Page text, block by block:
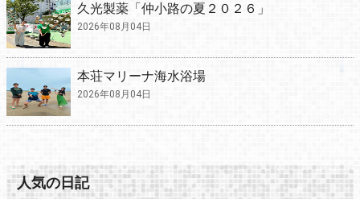
久光製薬「仲小路の夏２０２６」
2026年08月04日
本荘マリーナ海水浴場
2026年08月04日
人気の日記